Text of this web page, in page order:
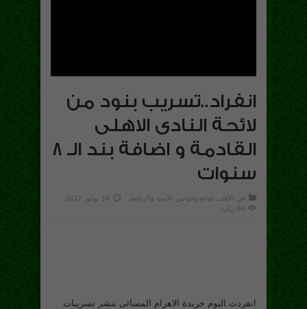
انفراد..تسريب بنود من
لائحة النادى الاهلى
القادمة و اضافة بند الـ 8
سنوات
في الأهلى لوائح وقوانين الأندية والرياضة
16 يوليو، 2017
84 زيارة
انفردت اليوم جريدة الاهرام المسائى بنشر تسريبات